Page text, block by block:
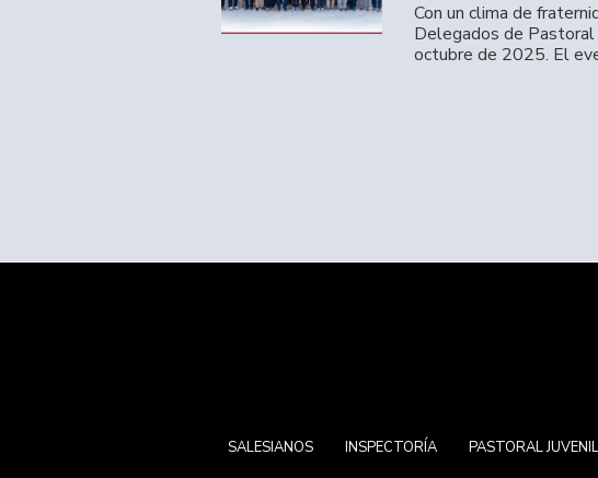
Con un clima de
Delegados de Pastoral
octubre de 2025. El
SALESIANOS INSPECTORÍA PASTORAL JUVENIL